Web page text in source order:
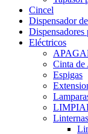
Cincel
Dispensador
Dispensadores
Eléctricos
Cinta de
Espigas